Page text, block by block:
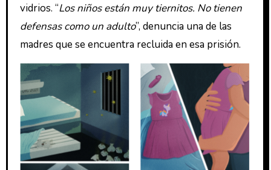
vidrios. “Los niños están muy tiernitos. No tienen
defensas como un adulto”, denuncia una de las
madres que se encuentra recluida en esa prisión.